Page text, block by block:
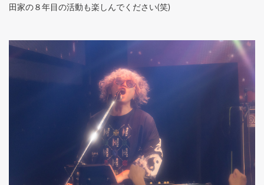
田家の８年目の活動も楽しんでください(笑)